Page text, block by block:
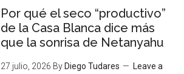
Por qué el seco “productivo”
de la Casa Blanca dice más
que la sonrisa de Netanyahu
27 julio, 2026 By Diego Tudares
Leave a